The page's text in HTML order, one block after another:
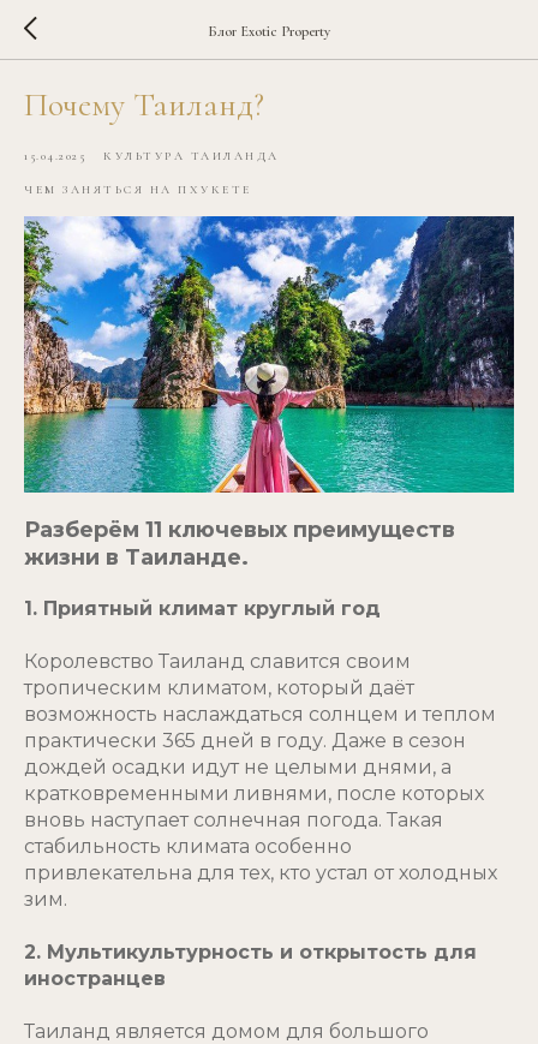
Блог Exotic Property
Почему Таиланд?
15.04.2025 КУЛЬТУРА ТАИЛАНДА
ЧЕМ ЗАНЯТЬСЯ НА ПХУКЕТЕ
Разберём 11 ключевых преимуществ
жизни в Таиланде.
1. Приятный климат круглый год
Королевство Таиланд славится своим
тропическим климатом, который даёт
возможность наслаждаться солнцем и теплом
практически 365 дней в году. Даже в сезон
дождей осадки идут не целыми днями, а
кратковременными ливнями, после которых
вновь наступает солнечная погода. Такая
стабильность климата особенно
привлекательна для тех, кто устал от холодных
зим.
2. Мультикультурность и открытость для
иностранцев
Таиланд является домом для большого